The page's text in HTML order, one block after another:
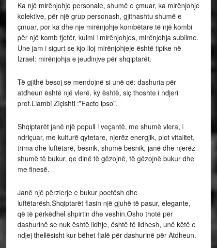
Ka një mirënjohje personale, shumë e çmuar, ka mirënjohje
kolektive, për një grup personash, gjithashtu shumë e
çmuar, por ka dhe nje mirënjohje kombëtare të një kombi
për një komb tjetër, kulmi i mirënjohjes, mirënjohja sublime.
Une jam i sigurt se kjo lloj mirënjohjeje është tipike në
Izrael: mirënjohja e jeudinjve për shqiptarët.
Të gjithë besoj se mendojnë si unë që: dashuria për
atdheun është një vlerë, ky është, siç thoshte i ndjeri
prof.Llambi Ziçishti :”Facto ipso”.
Shqiptarët janë një popull i veçantë, me shumë vlera, i
ndriçuar, me kulturë qytetare, njerëz energjik, plot vitalitet,
trima dhe luftëtarë, besnik, shumë besnik, janë dhe njerëz
shumë të bukur, qe dinë të gëzojnë, të gëzojnë bukur dhe
me finesë.
Janë një përzierje e bukur poetësh dhe
luftëtarësh.Shqiptarët flasin një gjuhë të pasur, elegante,
që të përkëdhel shpirtin dhe veshin.Osho thotë për
dashurinë se nuk është lidhje, është të lidhesh, unë këtë e
ndjej thellësisht kur bëhet fjalë për dashurinë për Atdheun.